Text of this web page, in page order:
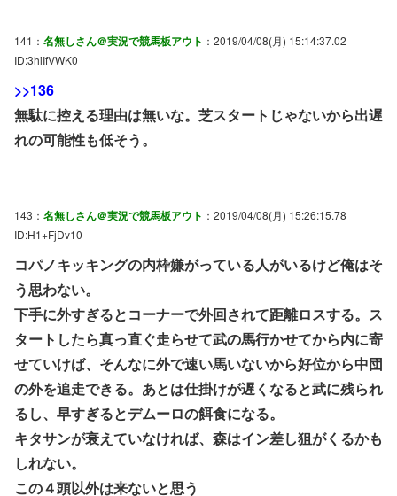
141： 名無しさん＠実況で競馬板アウト ：2019/04/08(月) 15:14:37.02
ID:3hiIfVWK0
>>136
無駄に控える理由は無いな。芝スタートじゃないから出遅
れの可能性も低そう。
143： 名無しさん＠実況で競馬板アウト ：2019/04/08(月) 15:26:15.78
ID:H1+FjDv10
コパノキッキングの内枠嫌がっている人がいるけど俺はそ
う思わない。
下手に外すぎるとコーナーで外回されて距離ロスする。ス
タートしたら真っ直ぐ走らせて武の馬行かせてから内に寄
せていけば、そんなに外で速い馬いないから好位から中団
の外を追走できる。あとは仕掛けが遅くなると武に残られ
るし、早すぎるとデムーロの餌食になる。
キタサンが衰えていなければ、森はイン差し狙がくるかも
しれない。
この４頭以外は来ないと思う